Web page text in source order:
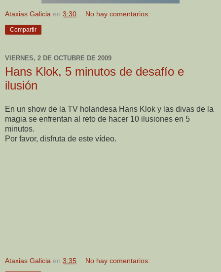
Ataxias Galicia en 3:30 No hay comentarios:
Compartir
VIERNES, 2 DE OCTUBRE DE 2009
Hans Klok, 5 minutos de desafío e
ilusión
En un show de la TV holandesa Hans Klok y las divas de la
magia se enfrentan al reto de hacer 10 ilusiones en 5
minutos.
Por favor, disfruta de este vídeo.
Ataxias Galicia en 3:35 No hay comentarios: